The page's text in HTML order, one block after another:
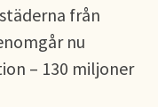
från
nu
– 130 miljoner